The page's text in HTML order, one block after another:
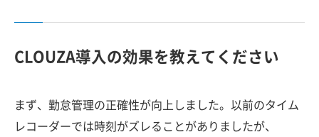
CLOUZA導入の効果を教えてください
まず、勤怠管理の正確性が向上しました。以前のタイム
レコーダーでは時刻がズレることがありましたが、